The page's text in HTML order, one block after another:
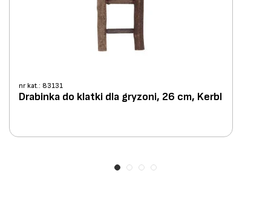
nr kat.: 83131
Drabinka do klatki dla gryzoni, 26 cm, Kerbl